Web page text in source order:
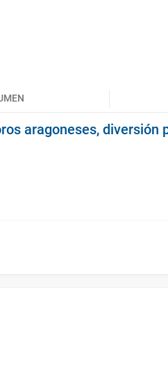
aragoneses, diversión